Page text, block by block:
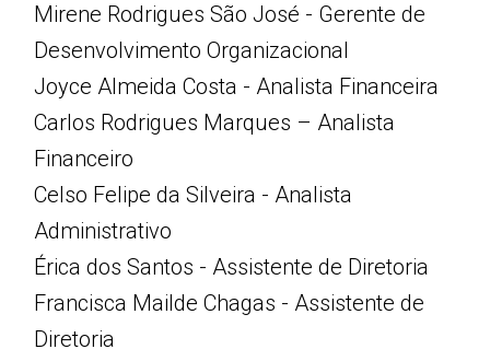
Mirene Rodrigues São José - Gerente de
Desenvolvimento Organizacional
Joyce Almeida Costa - Analista Financeira
Carlos Rodrigues Marques – Analista
Financeiro
Celso Felipe da Silveira - Analista
Administrativo
Érica dos Santos - Assistente de Diretoria
Francisca Mailde Chagas - Assistente de
Diretoria